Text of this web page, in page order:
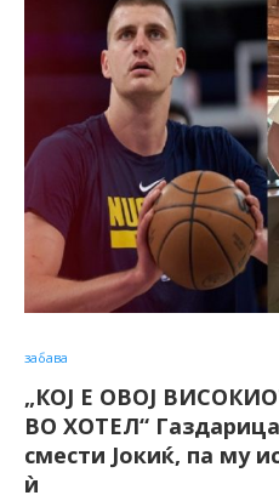
забава
„КОЈ Е ОВОЈ
ВО ХОТЕЛ“
смести Јокиќ, па му
ѝ